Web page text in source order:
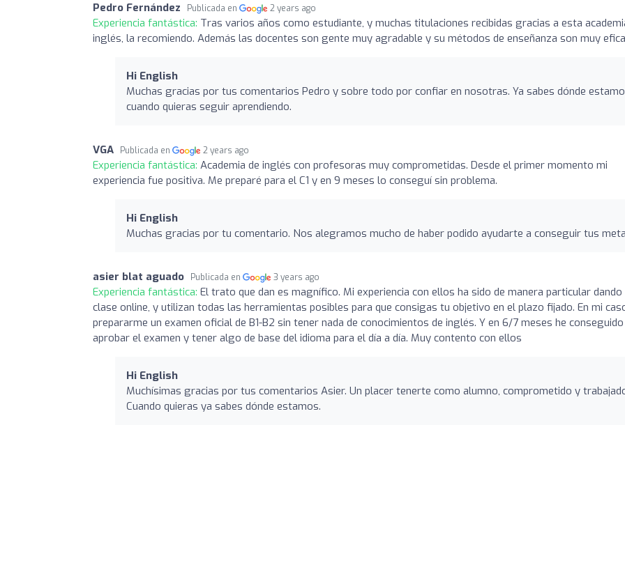
Pedro Fernández Publicada en 2 years ago
Experiencia fantástica: Tras varios años como estudiante, y muchas titulaciones recibidas gracias a esta
inglés, la recomiendo. Además las docentes son gente muy agradable y su métodos de enseñanza son muy
Hi English
Muchas gracias por tus comentarios Pedro y sobre todo por confiar en nosotras. Ya sabes dónde
cuando quieras seguir aprendiendo.
VGA Publicada en 2 years ago
Experiencia fantástica: Academia de inglés con profesoras muy comprometidas. Desde el primer momento mi
experiencia fue positiva. Me preparé para el C1 y en 9 meses lo conseguí sin problema.
Hi English
Muchas gracias por tu comentario. Nos alegramos mucho de haber podido ayudarte a conseguir tus
asier blat aguado Publicada en 3 years ago
Experiencia fantástica: El trato que dan es magnífico. Mi experiencia con ellos ha sido de manera particular dando
clase online, y utilizan todas las herramientas posibles para que consigas tu objetivo en el plazo fijado. En mi
prepararme un examen oficial de B1-B2 sin tener nada de conocimientos de inglés. Y en 6/7 meses he conseguido
aprobar el examen y tener algo de base del idioma para el día a día. Muy contento con ellos
Hi English
Muchísimas gracias por tus comentarios Asier. Un placer tenerte como alumno, comprometido y
Cuando quieras ya sabes dónde estamos.